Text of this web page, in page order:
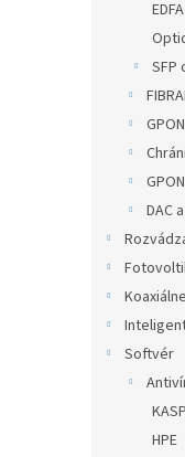
SFP
DAC
Softvér
HPE